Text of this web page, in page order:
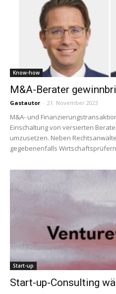
Know-how
M&A-Berater
Gastautor - 21. November 2023
M&A- und
Einschaltung von versierten
umzusetzen. Neben
gegebenenfalls
Start-up
Start-up-Consulting